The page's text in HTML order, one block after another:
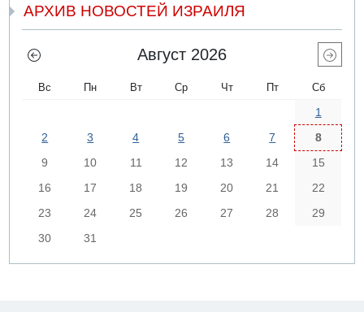
АРХИВ НОВОСТЕЙ ИЗРАИЛЯ
Август 2026
Вс Пн Вт Ср Чт Пт Сб
1
2
3 4 5 6 7
8
9
10 11 12 13 14
15
16
17 18 19 20 21
22
23
24 25 26 27 28
29
30
31